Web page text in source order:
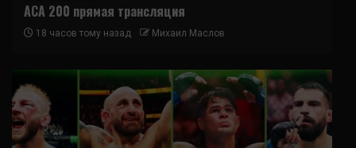
ACA 200 прямая трансляция
18 часов тому назад Михаил Маслов